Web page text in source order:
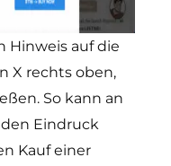
Hinweis auf die
X rechts oben,
So kann an
Eindruck
Kauf einer